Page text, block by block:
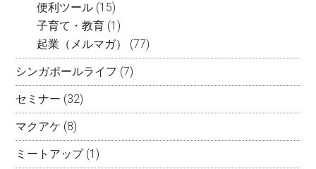
便利ツール (15)
子育て・教育 (1)
起業（メルマガ）
(77)
シンガポールライフ (7)
セミナー (32)
マクアケ (8)
ミートアップ(1)